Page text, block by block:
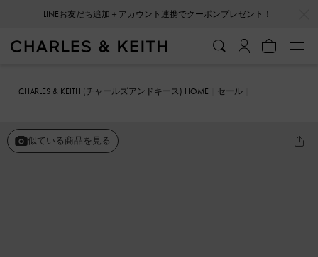
LINEお友だち追加＋アカウント連携でクーポンプレゼント！
CHARLES & KEITH (チャールズアンドキース) HOME
セール
似ている商品を見る